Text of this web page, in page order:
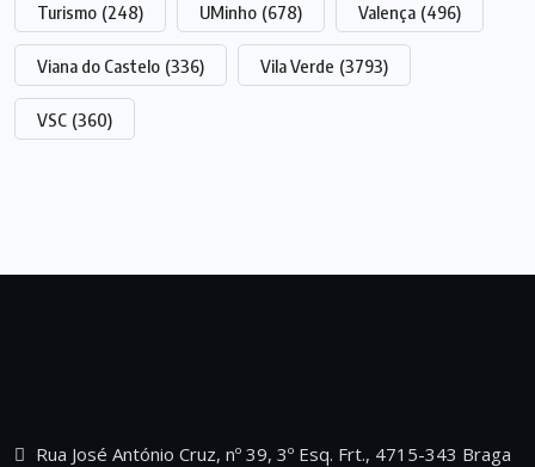
Turismo (248) UMinho (678) Valença (496)
Viana do Castelo (336) Vila Verde (3793)
VSC (360)
Rua José António Cruz, nº 39, 3º Esq. Frt., 4715-343 Braga